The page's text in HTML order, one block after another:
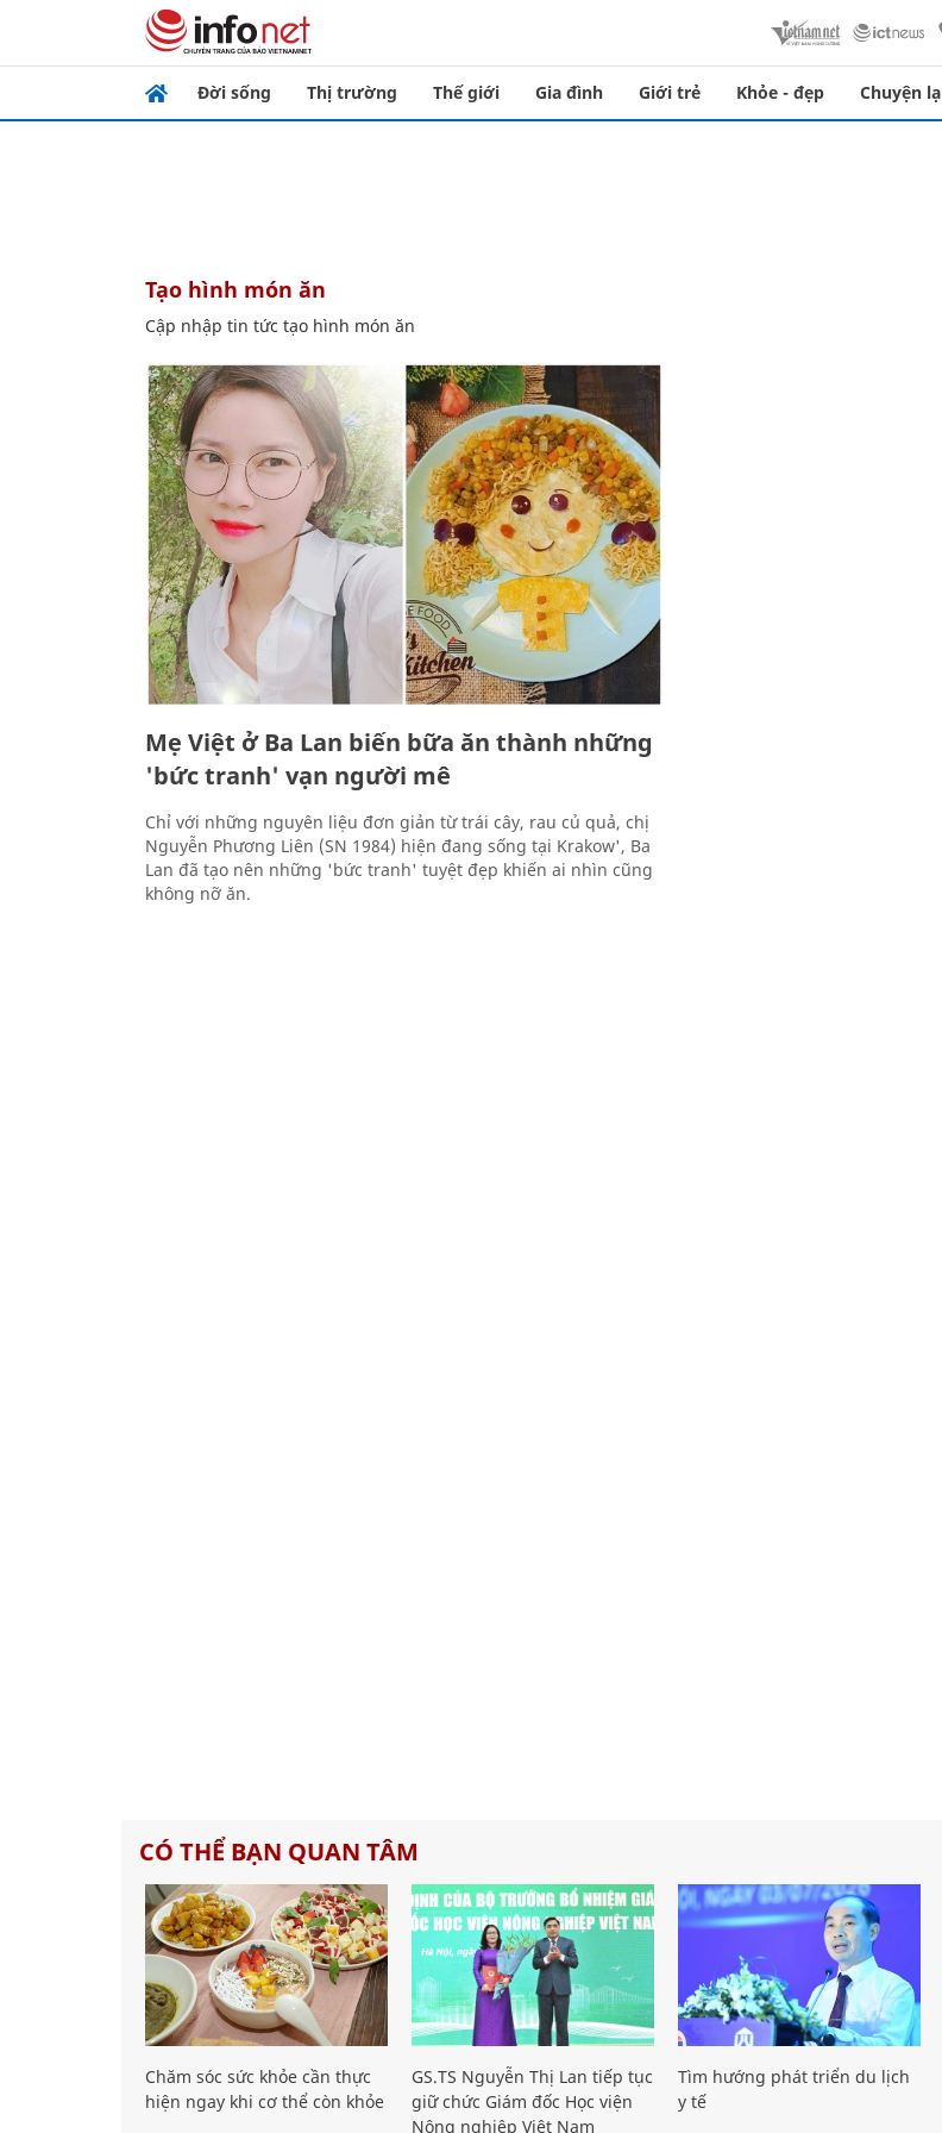
Đời sống Thị trường Thế giới Gia đình Giới trẻ Khỏe - đẹp Chuyện lạ
tạo hình món ăn
Cập nhập tin tức tạo hình món ăn
Mẹ Việt ở Ba Lan biến bữa ăn thành những
'bức tranh' vạn người mê
Chỉ với những nguyên liệu đơn giản từ trái cây, rau củ quả, chị
Nguyễn Phương Liên (SN 1984) hiện đang sống tại Krakow', Ba
Lan đã tạo nên những 'bức tranh' tuyệt đẹp khiến ai nhìn cũng
không nỡ ăn.
CÓ THỂ BẠN QUAN TÂM
Chăm sóc sức khỏe cần thực
hiện ngay khi cơ thể còn khỏe
GS.TS Nguyễn Thị Lan tiếp tục
giữ chức Giám đốc Học viện
Nông nghiệp Việt Nam
Tìm hướng phát triển du lịch
y tế